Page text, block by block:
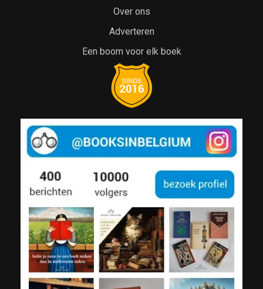
Over ons
Adverteren
Een boom voor elk boek